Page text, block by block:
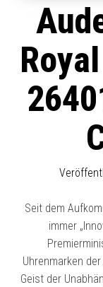
Seit dem
immer
Uhrenmarken
Geist der